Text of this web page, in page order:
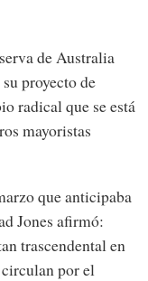
de Australia
proyecto de
radical que se está
mayoristas
que anticipaba
Jones afirmó:
trascendental en
por el